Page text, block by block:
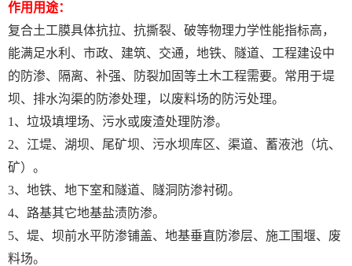
作用用途：
复合土工膜具体抗拉、抗撕裂、破等物理力学性能指标高，
能满足水利、市政、建筑、交通，地铁、隧道、工程建设中
的防渗、隔离、补强、防裂加固等土木工程需要。常用于堤
坝、排水沟渠的防渗处理，以废料场的防污处理。
1、垃圾填埋场、污水或废渣处理防渗。
2、江堤、湖坝、尾矿坝、污水坝库区、渠道、蓄液池（坑、
矿）。
3、地铁、地下室和隧道、隧洞防渗衬砌。
4、路基其它地基盐渍防渗。
5、堤、坝前水平防渗铺盖、地基垂直防渗层、施工围堰、废
料场。